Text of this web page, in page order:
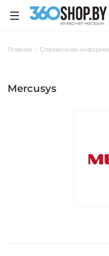
Главная - Справочная
Mercusys